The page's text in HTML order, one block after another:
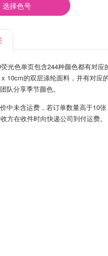
选择色号
光色单页包含244种颜色都有对
10cm的双层涤纶面料，并有对应
队分享季节颜色。
中未含运费，若订单数量高于10
方在收件时向快递公司到付运费。